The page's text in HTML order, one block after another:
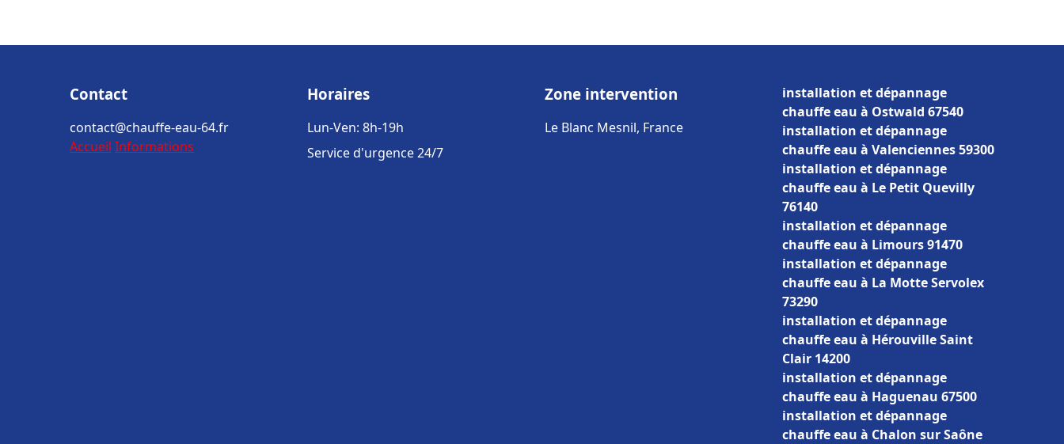
Contact
contact@chauffe-eau-64.fr
Accueil Informations
Horaires
Lun-Ven: 8h-19h
Service d'urgence 24/7
Zone intervention
Le Blanc Mesnil, France
installation et dépannage
chauffe eau à Ostwald 67540
installation et dépannage
chauffe eau à Valenciennes 59300
installation et dépannage
chauffe eau à Le Petit Quevilly
76140
installation et dépannage
chauffe eau à Limours 91470
installation et dépannage
chauffe eau à La Motte Servolex
73290
installation et dépannage
chauffe eau à Hérouville Saint
Clair 14200
installation et dépannage
chauffe eau à Haguenau 67500
installation et dépannage
chauffe eau à Chalon sur Saône